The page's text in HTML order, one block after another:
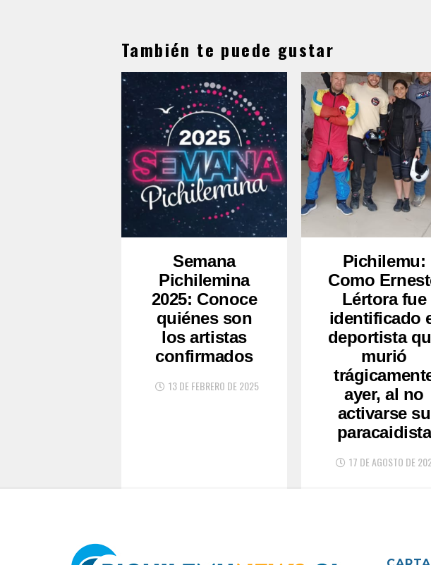
También te puede gustar
Semana
Pichilemina
2025: Conoce
quiénes son
los artistas
confirmados
13 DE FEBRERO DE 2025
Pichilemu:
Como
Lértora fue
identificado
deportista
murió
ayer, al no
activarse su
paracaidista
17 DE AGOSTO DE